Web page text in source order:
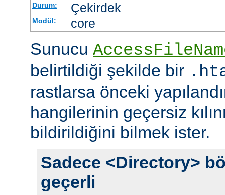
Durum: Çekirdek
Modül: core
Sunucu
belirtildiği şekilde bir
rastlarsa önceki
hangilerinin geçersiz
bildirildiğini bilmek ister.
Sadece <Directory>
geçerli